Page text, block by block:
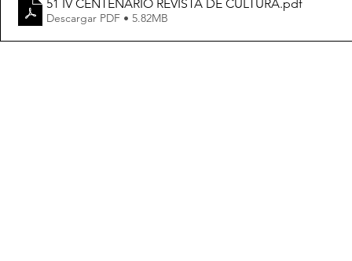
51 IV CENTENARIO REVISTA DE CULTURA.pdf
Descargar PDF • 5.82MB